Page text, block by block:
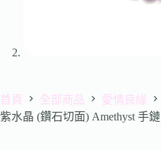
首頁 全部商品
愛情良緣
紫水晶 (鑽石切面) Amethyst 手鏈